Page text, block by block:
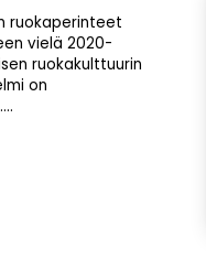
ruokaperinteet
vielä 2020-
ruokakulttuurin
on